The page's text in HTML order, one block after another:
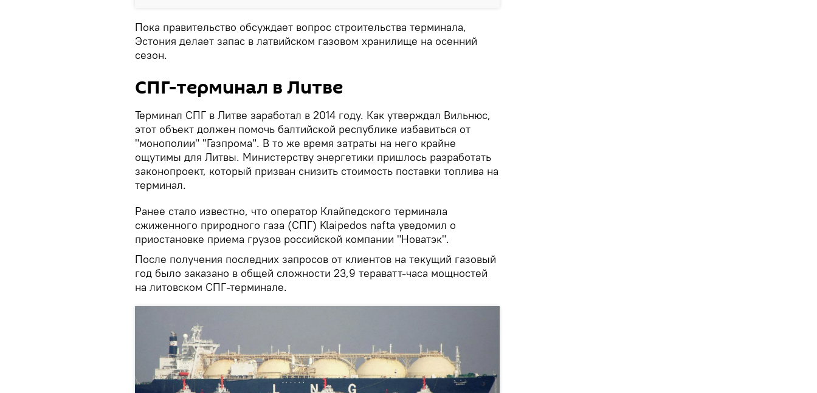
Пока правительство обсуждает вопрос строительства терминала,
Эстония делает запас в латвийском газовом хранилище на осенний
сезон.
СПГ-терминал в Литве
Терминал СПГ в Литве заработал в 2014 году. Как утверждал Вильнюс,
этот объект должен помочь балтийской республике избавиться от
"монополии" "Газпрома". В то же время затраты на него крайне
ощутимы для Литвы. Министерству энергетики пришлось разработать
законопроект, который призван снизить стоимость поставки топлива на
терминал.
Ранее стало известно, что оператор Клайпедского терминала
сжиженного природного газа (СПГ) Klaipedos nafta уведомил о
приостановке приема грузов российской компании "Новатэк".
После получения последних запросов от клиентов на текущий газовый
год было заказано в общей сложности 23,9 тераватт-часа мощностей
на литовском СПГ-терминале.